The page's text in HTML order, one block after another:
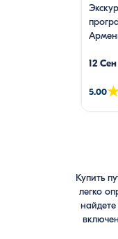
12
5.00
Купить
легко